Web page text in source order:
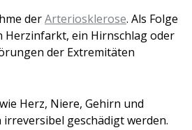
derArteriosklerose. Als Folge
Herzinfarkt, ein Hirnschlag oder
der Extremitäten
Herz, Niere, Gehirn und
geschädigt werden.